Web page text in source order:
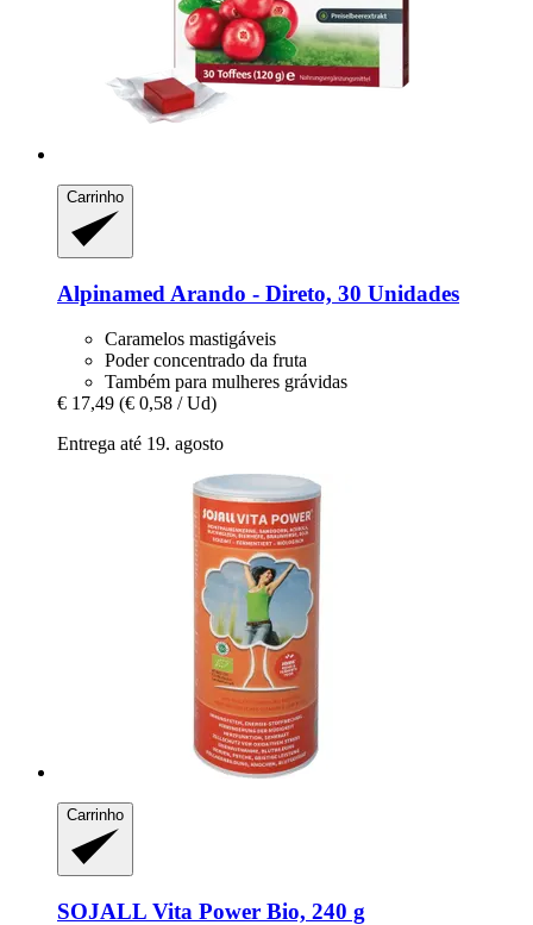
Carrinho
Alpinamed Arando -​ Direto, 30 Unidades
Caramelos mastigáveis
Poder concentrado da fruta
Também para mulheres grávidas
€ 17,49 (€ 0,58 / Ud)
Entrega até 19. agosto
Carrinho
SOJALL Vita Power Bio, 240 g